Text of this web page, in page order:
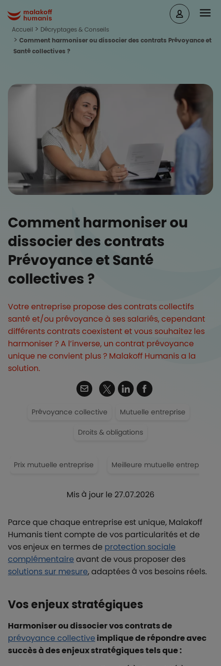
Malakoff Humanis Accueil
Accueil
Décryptages & Conseils
Comment harmoniser ou dissocier des contrats Prévoyance et
Santé collectives ?
Comment harmoniser ou
dissocier des contrats
Prévoyance et Santé
collectives ?
Votre entreprise propose des contrats collectifs
santé et/ou prévoyance à ses salariés, cependant
différents contrats coexistent et vous souhaitez les
harmoniser ? A l’inverse, un contrat prévoyance
unique ne convient plus ? Malakoff Humanis a la
solution.
Mis à jour le 27.07.2026
Prévoyance collective Mutuelle entreprise
Droits & obligations
Prix mutuelle entreprise Meilleure mutuelle entreprise
Twitter
Parce que chaque entreprise est unique, Malakoff
Humanis tient compte de vos particularités et de
vos enjeux en termes de protection sociale
complémentaireavant de vous proposer des
solutions sur mesure, adaptées à vos besoins réels.
Vos enjeux stratégiques
Harmoniser ou dissocier vos contrats de
prévoyance collectiveimplique de répondre avec
succès à des enjeux stratégiques tels que :